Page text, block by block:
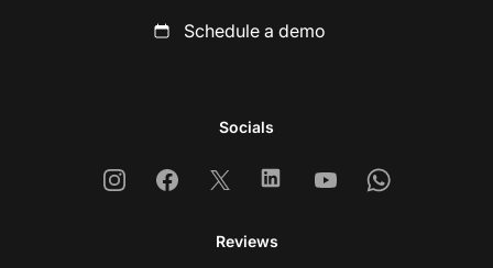
Schedule a demo
Socials
InstagramFacebook
X LinkedinYoutubeWhatsapp
Reviews